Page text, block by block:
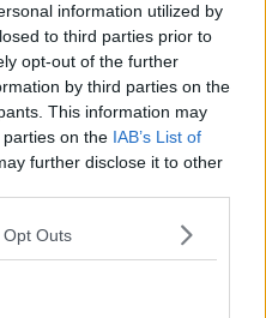
information utilized by
to third parties prior to
opt-out of the further
by third parties on the
This information may
on the IAB’s List of
further disclose it to other
Outs
ecco dove risparmiare
in provincia di Siena
ecco dove risparmiare
Cup ma è una truffa
in provincia di Siena
dove risparmiare